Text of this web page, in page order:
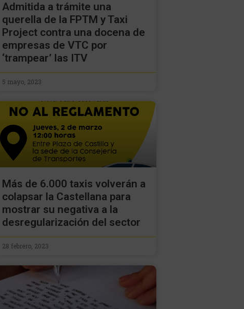
Admitida a trámite una
querella de la FPTM y Taxi
Project contra una docena de
empresas de VTC por
‘trampear’ las ITV
5 mayo, 2023
Más de 6.000 taxis volverán a
colapsar la Castellana para
mostrar su negativa a la
desregularización del sector
28 febrero, 2023